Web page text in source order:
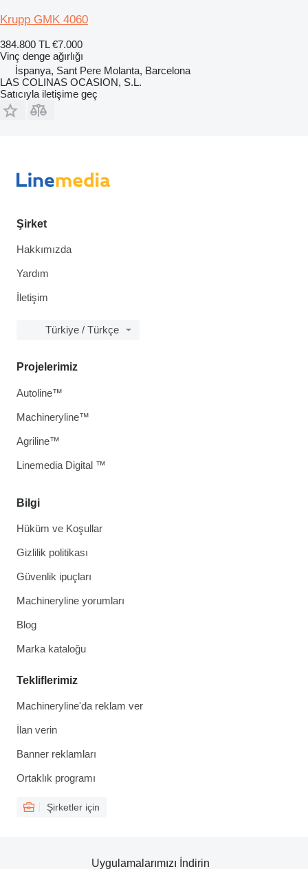
Krupp GMK 4060
384.800 TL €7.000
Vinç denge ağırlığı
İspanya, Sant Pere Molanta, Barcelona
LAS COLINAS OCASION, S.L.
Satıcıyla iletişime geç
Şirket
Hakkımızda
Yardım
İletişim
Türkiye / Türkçe
Bilgi
Hüküm ve Koşullar
Gizlilik politikası
Güvenlik ipuçları
Machineryline yorumları
Blog
Marka kataloğu
Tekliflerimiz
Machineryline'da reklam ver
İlan verin
Banner reklamları
Ortaklık programı
Şirketler için
Projelerimiz
Autoline™
Machineryline™
Agriline™
Linemedia Digital ™
Uygulamalarımızı İndirin